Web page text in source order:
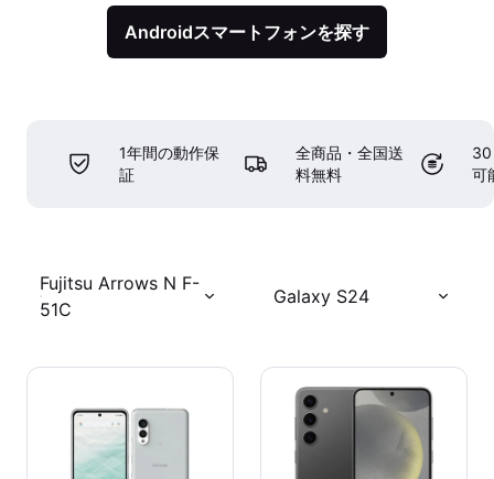
Androidスマートフォンを探す
1年間の動作保
証
全商品・全国送
料無料
30
可
Fujitsu Arrows N F-
51C
Galaxy S24